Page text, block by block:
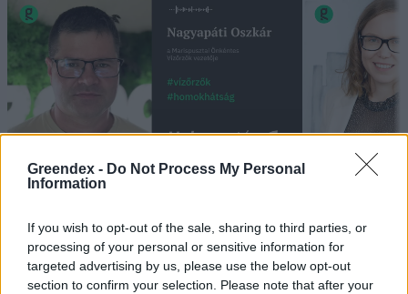
Greendex - Do Not Process My Personal
Information
If you wish to opt-out of the sale, sharing to third parties, or
processing of your personal or sensitive information for
targeted advertising by us, please use the below opt-out
section to confirm your selection. Please note that after your
„Mindegy már, hogy milyen
Holnapután
55:58
Greendex